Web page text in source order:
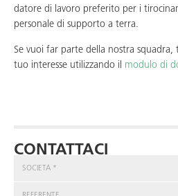
datore di lavoro preferito per i
personale di supporto a terra.
Se vuoi far parte della nostra
tuo interesse utilizzando il modulo di
CONTATTACI